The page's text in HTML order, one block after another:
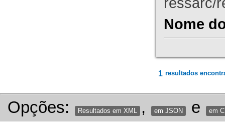
Nome
1 resultados
Opções: Resultados em XML , em JSON e em